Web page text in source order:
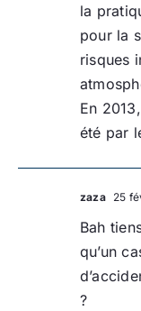
la
pour la
risques
En
été par
zaza 25
Bah
qu’un
?